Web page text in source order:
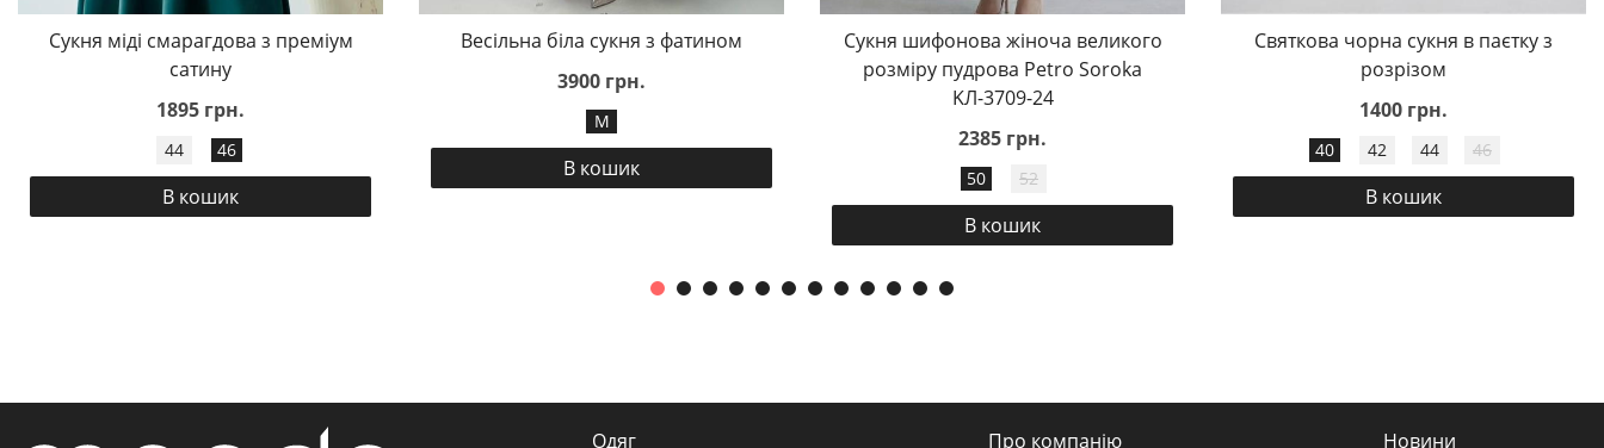
Сукня міді смарагдова з преміум
сатину
1895 грн.
44 46
В кошик
Весільна біла сукня з фатином
3900 грн.
M
В кошик
Сукня шифонова жіноча великого
розміру пудрова Petro Soroka
KЛ-3709-24
2385 грн.
50 52
В кошик
Святкова чорна сукня в паєтку з
розрізом
1400 грн.
40 42 44 46
В кошик
Одяг Про компанію Новини